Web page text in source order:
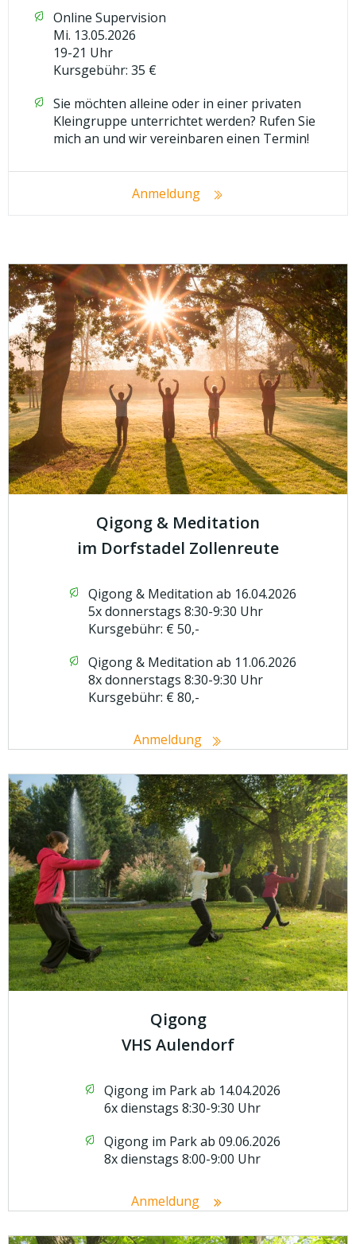
Online Supervision
Mi. 13.05.2026
19-21 Uhr
Kursgebühr: 35 €
Sie möchten alleine oder in einer privaten
Kleingruppe unterrichtet werden? Rufen Sie
mich an und wir vereinbaren einen Termin!
Anmeldung
Qigong & Meditation
im Dorfstadel Zollenreute
Qigong & Meditation ab 16.04.2026
5x donnerstags 8:30-9:30 Uhr
Kursgebühr: € 50,-
Qigong & Meditation ab 11.06.2026
8x donnerstags 8:30-9:30 Uhr
Kursgebühr: € 80,-
Anmeldung
Qigong
VHS Aulendorf
Qigong im Park ab 14.04.2026
6x dienstags 8:30-9:30 Uhr
Qigong im Park ab 09.06.2026
8x dienstags 8:00-9:00 Uhr
Anmeldung